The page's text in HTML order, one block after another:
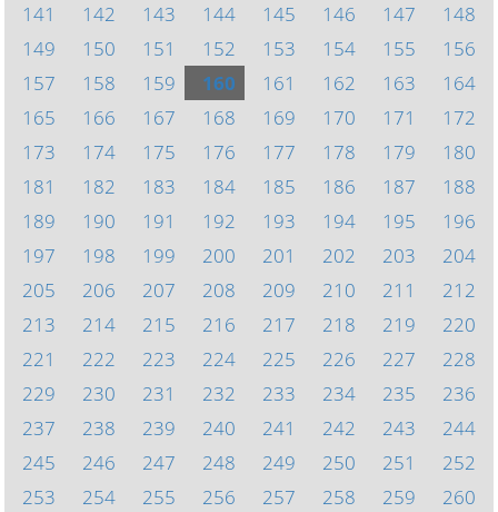
141
142 143 144 145 146 147
148
149
150 151 152 153 154 155
156
157
158 159 160 161 162 163
164
165
166 167 168 169 170 171
172
173
174 175 176 177 178 179
180
181
182 183 184 185 186 187
188
189
190 191 192 193 194 195
196
197
198 199 200 201 202 203
204
205
206 207 208 209 210 211
212
213
214 215 216 217 218 219
220
221
222 223 224 225 226 227
228
229
230 231 232 233 234 235
236
237
238 239 240 241 242 243
244
245
246 247 248 249 250 251
252
253
254 255 256 257 258 259
260